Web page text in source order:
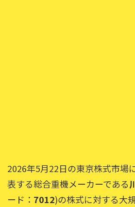
2026年5月22日の東京株式市場
表する総合重機メーカーである
ード： 7012)の株式に対する大